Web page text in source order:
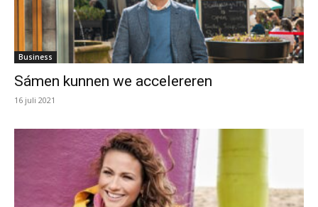
Business
Sámen kunnen we accelereren
16 juli 2021